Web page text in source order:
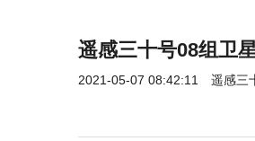
遥感三十号08组卫
2021-05-07 08:42:11 遥感三